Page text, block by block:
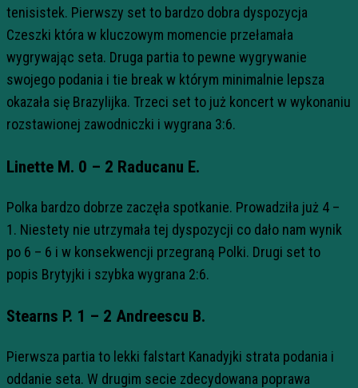
tenisistek. Pierwszy set to bardzo dobra dyspozycja
Czeszki która w kluczowym momencie przełamała
wygrywając seta. Druga partia to pewne wygrywanie
swojego podania i tie break w którym minimalnie lepsza
okazała się Brazylijka. Trzeci set to już koncert w wykonaniu
rozstawionej zawodniczki i wygrana 3:6.
Linette M. 0 – 2 Raducanu E.
Polka bardzo dobrze zaczęła spotkanie. Prowadziła już 4 –
1. Niestety nie utrzymała tej dyspozycji co dało nam wynik
po 6 – 6 i w konsekwencji przegraną Polki. Drugi set to
popis Brytyjki i szybka wygrana 2:6.
Stearns P. 1 – 2 Andreescu B.
Pierwsza partia to lekki falstart Kanadyjki strata podania i
oddanie seta. W drugim secie zdecydowana poprawa